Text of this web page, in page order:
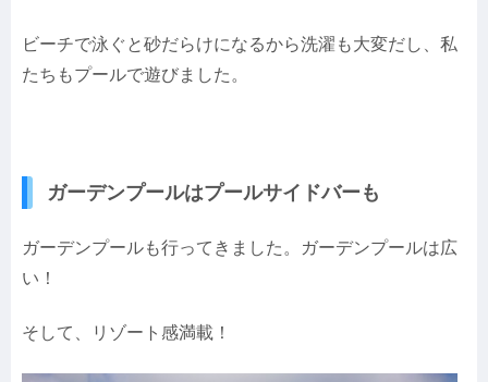
ビーチで泳ぐと砂だらけになるから洗濯も大変だし、私
たちもプールで遊びました。
ガーデンプールはプールサイドバーも
ガーデンプールも行ってきました。ガーデンプールは広
い！
そして、リゾート感満載！